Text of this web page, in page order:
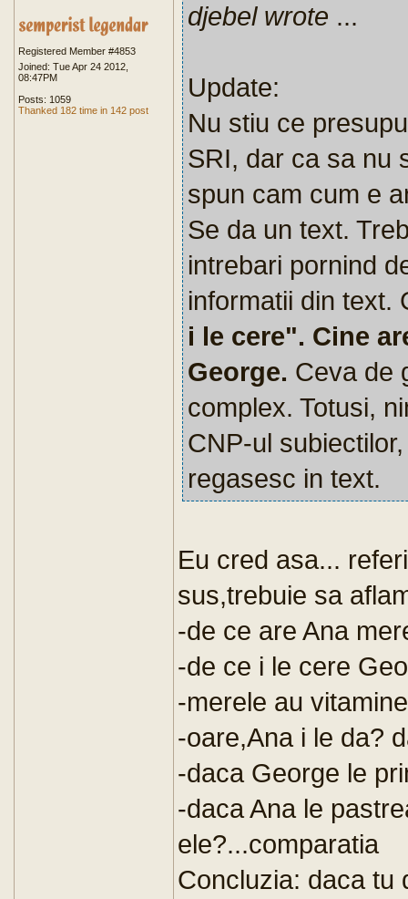
Registered Member #4853
Joined: Tue Apr 24 2012,
08:47PM
Posts: 1059
Thanked 182 time in 142 post
djebel wrote ...
Update:
Nu stiu ce
SRI, dar ca sa nu
spun cam cum e
Se da un text.
intrebari pornind
informatii din text.
i le cere". Cine
George. Ceva de
complex. Totusi,
CNP-ul
regasesc in text.
Eu cred asa...
sus,trebuie sa
-de ce are Ana
-de ce i le cere
-merele au
-oare,Ana i le da?
-daca George le
-daca Ana le
ele?...comparatia
Concluzia: daca tu